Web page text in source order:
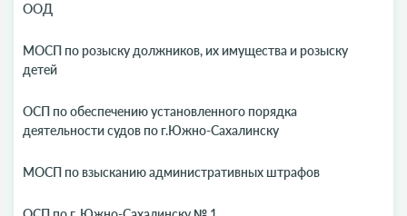
ООД
МОСП по розыску должников, их имущества и розыску
детей
ОСП по обеспечению установленного порядка
деятельности судов по г.Южно-Сахалинску
МОСП по взысканию административных штрафов